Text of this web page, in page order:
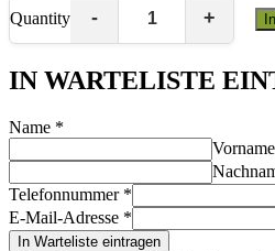
Quantity
IN WARTELISTE
Name *
Vorname
Telefonnummer *
E-Mail-Adresse *
In Warteliste eintragen